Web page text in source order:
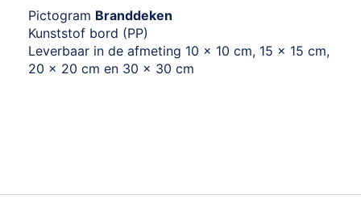
Pictogram Branddeken
Kunststof bord (PP)
Leverbaar in de afmeting 10 x 10 cm, 15 x 15 cm,
20 x 20 cm en 30 x 30 cm